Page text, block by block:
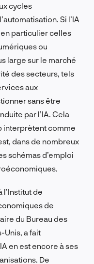
cycles
Si l’IA
particulier celles
ou
large sur le marché
des secteurs, tels
aux
sans être
par l’IA. Cela
interprètent comme
dans de nombreux
schémas d’emploi
de
de
du Bureau des
Unis, a fait
en est encore à ses
De